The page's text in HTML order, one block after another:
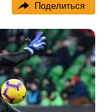
Поделиться